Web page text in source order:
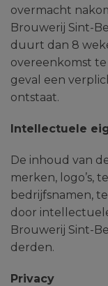
overmacht
Brouwerij Sint-
duurt dan 8
overeenkomst
geval een
ontstaat.
Intellectuele
De inhoud van
merken, logo’s,
bedrijfsnamen,
door
Brouwerij Sint-
derden.
Privacy